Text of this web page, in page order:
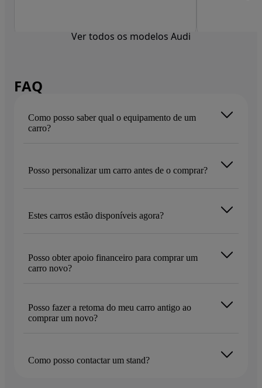
Ver todos os modelos Audi
FAQ
Como posso saber qual o equipamento de um
carro?
Posso personalizar um carro antes de o comprar?
Estes carros estão disponíveis agora?
Posso obter apoio financeiro para comprar um
carro novo?
Posso fazer a retoma do meu carro antigo ao
comprar um novo?
Como posso contactar um stand?